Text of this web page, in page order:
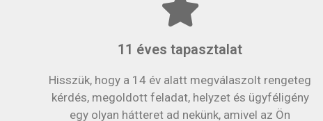
11 éves tapasztalat
Hisszük, hogy a 14 év alatt megválaszolt rengeteg
kérdés, megoldott feladat, helyzet és ügyféligény
egy olyan hátteret ad nekünk, amivel az Ön